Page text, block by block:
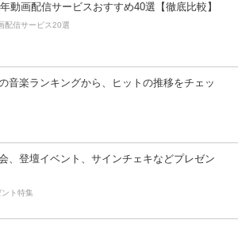
動画配信サービスおすすめ40選【徹底比較】
配信サービス20選
音楽ランキングから、ヒットの推移をチェッ
、登壇イベント、サインチェキなどプレゼン
ント特集